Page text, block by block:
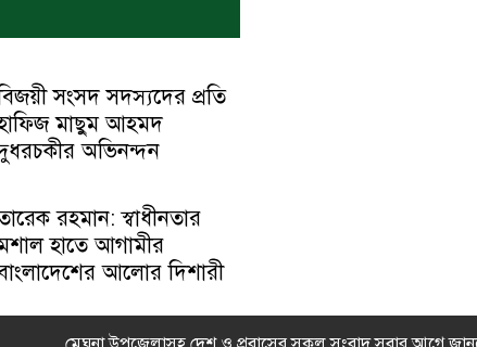
সংসদ সদস্যদের প্রতি
মাছুম আহমদ
অভিনন্দন
রহমান: স্বাধীনতার
হাতে আগামীর
আলোর দিশারী